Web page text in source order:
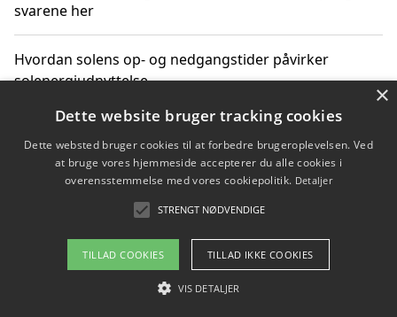
svarene her
Hvordan solens op- og nedgangstider påvirker
solenergiudnyttelse
Hvordan du får svar på energispørgsmål om
vedvarende energikilder
Om / kontakt
Blog Betingelser
×
Dette website bruger tracking cookies
Dette websted bruger cookies til at forbedre brugeroplevelsen. Ved
at bruge vores hjemmeside accepterer du alle cookies i
overensstemmelse med vores cookiepolitik. Detaljer
STRENGT NØDVENDIGE
TILLAD COOKIES TILLAD IKKE COOKIES
VIS DETALJER